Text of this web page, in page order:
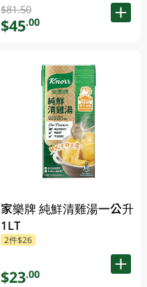
$81.50
$45.00
家樂牌 純鮮清雞湯一公升
1LT
2件$26
$23.00